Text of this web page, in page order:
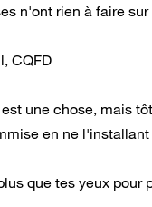
n'ont rien à faire
CQFD
une chose, mais
en ne
que tes yeux pour